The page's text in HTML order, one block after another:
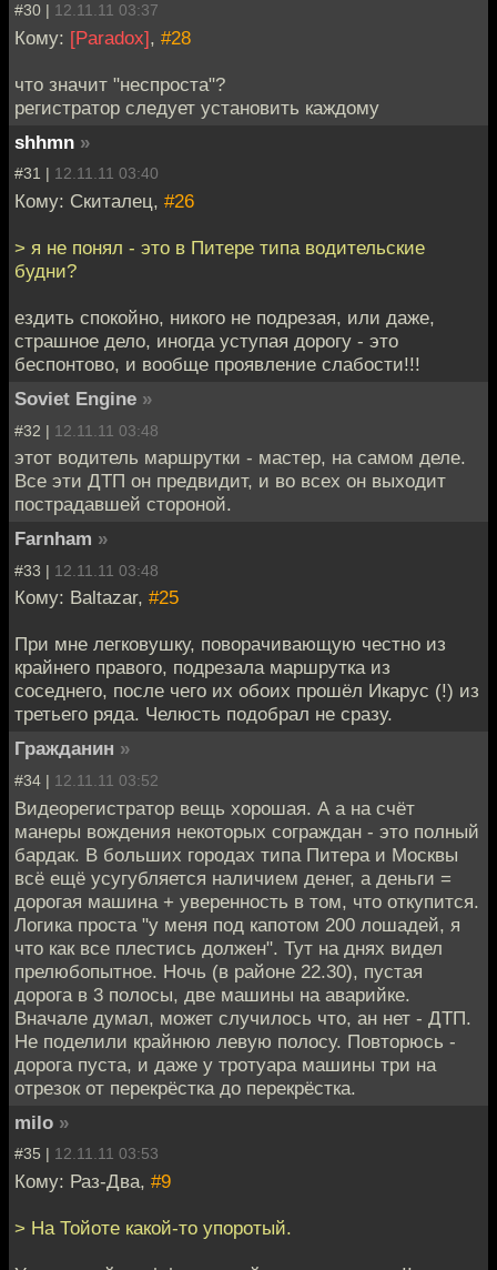
#30 | 12.11.11 03:37
Кому: [Paradox], #28
что значит "неспроста"?
регистратор следует установить каждому
shhmn »
#31 | 12.11.11 03:40
Кому: Скиталец, #26
> я не понял - это в Питере типа водительские
будни?
ездить спокойно, никого не подрезая, или даже,
страшное дело, иногда уступая дорогу - это
беспонтово, и вообще проявление слабости!!!
Soviet Engine »
#32 | 12.11.11 03:48
этот водитель маршрутки - мастер, на самом деле.
Все эти ДТП он предвидит, и во всех он выходит
пострадавшей стороной.
Farnham »
#33 | 12.11.11 03:48
Кому: Baltazar, #25
При мне легковушку, поворачивающую честно из
крайнего правого, подрезала маршрутка из
соседнего, после чего их обоих прошёл Икарус (!) из
третьего ряда. Челюсть подобрал не сразу.
Гражданин »
#34 | 12.11.11 03:52
Видеорегистратор вещь хорошая. А а на счёт
манеры вождения некоторых сограждан - это полный
бардак. В больших городах типа Питера и Москвы
всё ещё усугубляется наличием денег, а деньги =
дорогая машина + уверенность в том, что откупится.
Логика проста "у меня под капотом 200 лошадей, я
что как все плестись должен". Тут на днях видел
прелюбопытное. Ночь (в районе 22.30), пустая
дорога в 3 полосы, две машины на аварийке.
Вначале думал, может случилось что, ан нет - ДТП.
Не поделили крайнюю левую полосу. Повторюсь -
дорога пуста, и даже у тротуара машины три на
отрезок от перекрёстка до перекрёстка.
milo »
#35 | 12.11.11 03:53
Кому: Раз-Два, #9
> На Тойоте какой-то упоротый.